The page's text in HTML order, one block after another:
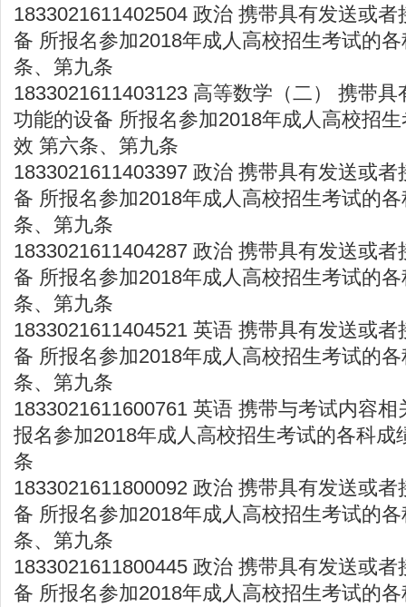
1833021611402504 政治 携带具有发送或
备 所报名参加2018年成人高校招生考试的
条、第九条
1833021611403123 高等数学（二） 携带
功能的设备 所报名参加2018年成人高校招
效 第六条、第九条
1833021611403397 政治 携带具有发送或
备 所报名参加2018年成人高校招生考试的
条、第九条
1833021611404287 政治 携带具有发送或
备 所报名参加2018年成人高校招生考试的
条、第九条
1833021611404521 英语 携带具有发送或
备 所报名参加2018年成人高校招生考试的
条、第九条
1833021611600761 英语 携带与考试内容
报名参加2018年成人高校招生考试的各科成
条
1833021611800092 政治 携带具有发送或
备 所报名参加2018年成人高校招生考试的
条、第九条
1833021611800445 政治 携带具有发送或
备 所报名参加2018年成人高校招生考试的